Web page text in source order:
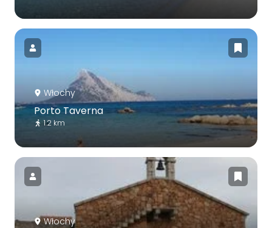
Włochy
Porto Taverna
1.2 km
Włochy